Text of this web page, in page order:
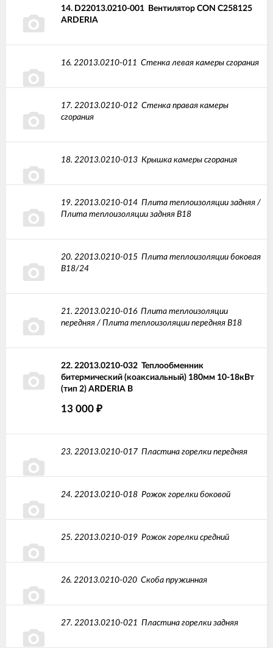
14. D22013.0210-001 Вентилятор CON C258125
ARDERIA
16. 22013.0210-011 Стенка левая камеры сгорания
17. 22013.0210-012 Стенка правая камеры
сгорания
18. 22013.0210-013 Крышка камеры сгорания
19. 22013.0210-014 Плита теплоизоляции задняя /
Плита теплоизоляции задняя В18
20. 22013.0210-015 Плита теплоизоляции боковая
В18/24
21. 22013.0210-016Плита теплоизоляции
передняя / Плита теплоизоляции передняя В18
22. 22013.0210-032 Теплообменник
битермический (коаксиальный) 180мм 10-18кВт
(тип 2) ARDERIA B
13 000 ₽
23. 22013.0210-017 Пластина горелки передняя
24. 22013.0210-018 Рожок горелки боковой
25. 22013.0210-019 Рожок горелки средний
26. 22013.0210-020 Скоба пружинная
27. 22013.0210-021 Пластина горелки задняя